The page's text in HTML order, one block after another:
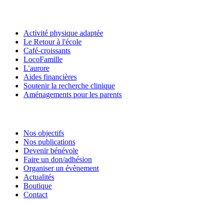
Activité physique adaptée
Le Retour à l'école
Café-croissants
LocoFamille
L'aurore
Aides financières
Soutenir la recherche clinique
Aménagements pour les parents
Nos objectifs
Nos publications
Devenir bénévole
Faire un don/adhésion
Organiser un évènement
Actualités
Boutique
Contact